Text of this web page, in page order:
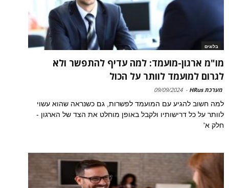
בלוגים
מו"מ ארגון-מועמד: למה עדיף להתפשר ולא
לגרום למועמד לוותר על הכול
מערכת HRus -
09/09/2024
למה חשוב להגיע עם המועמד לפשרות, גם כשנראה שהוא עשוי
לוותר על כל דרישותיו ולקבל באופן מוחלט את הצד של הארגון -
חלק א'